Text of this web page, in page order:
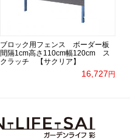
ブロック用フェンス ボーダー板
間隔1cm高さ110cm幅120cm ス
クラッチ 【サクリア】
16,727 円